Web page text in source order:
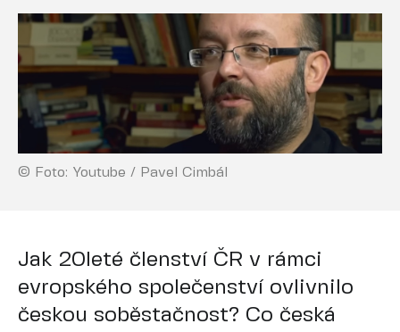
© Foto: Youtube / Pavel Cimbál
Jak 20leté členství ČR v rámci
evropského společenství ovlivnilo
českou soběstačnost? Co česká